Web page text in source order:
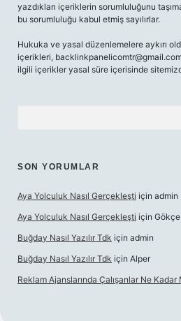
yazdıkları içeriklerin sorumluluğunu
bu sorumluluğu kabul etmiş sayılırlar.
Hukuka ve yasal düzenlemelere aykırı
içerikleri,
ilgili içerikler yasal süre içerisinde
SON YORUMLAR
Aya Yolculuk Nasıl Gerçekleşti için admin
Aya Yolculuk Nasıl Gerçekleşti için Gökçe
Buğday Nasıl Yazılır Tdk için admin
Buğday Nasıl Yazılır Tdk için Alper
Reklam Ajanslarında Çalışanlar Ne Kadar